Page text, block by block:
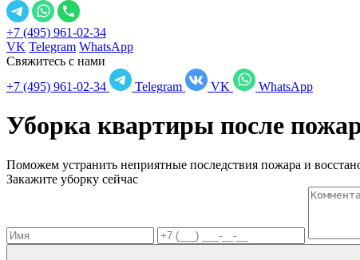
+7 (495) 961-02-34
VK Telegram WhatsApp
Свяжитесь с нами
+7 (495) 961-02-34
Telegram VK WhatsApp
Уборка квартиры после
Поможем устранить неприятные последствия пожара и
Закажите уборку сейчас